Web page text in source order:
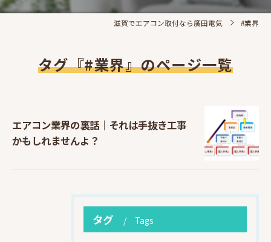
滋賀でエアコン取付なら廣田電気 #業界
タグ『#業界』のページ一覧
エアコン業界の裏話｜それは手抜き工事
かもしれませんよ？
タグ Tags